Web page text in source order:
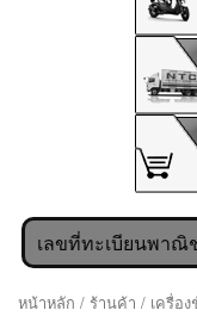
เลขที่ทะเบียนพาณิ
หน้าหลัก / ร้านค้า / เครื่อ